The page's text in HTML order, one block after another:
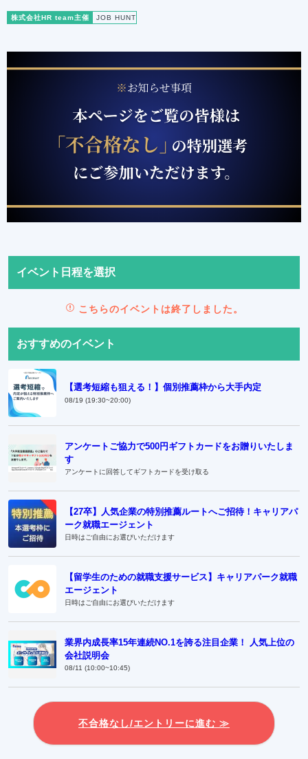
株式会社HR team主催 JOB HUNT
イベント日程を選択
こちらのイベントは終了しました。
おすすめのイベント
【選考短縮も狙える！】個別推薦枠から大手内定
08/19 (19:30~20:00)
アンケートご協力で500円ギフトカードをお贈りいたしま
す
アンケートに回答してギフトカードを受け取る
【27卒】人気企業の特別推薦ルートへご招待！キャリアパ
ーク就職エージェント
日時はご自由にお選びいただけます
【留学生のための就職支援サービス】キャリアパーク就職
エージェント
日時はご自由にお選びいただけます
業界内成長率15年連続NO.1を誇る注目企業！ 人気上位の
会社説明会
08/11 (10:00~10:45)
不合格なし/エントリーに進む ≫